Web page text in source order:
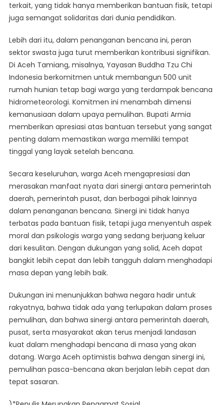
terkait, yang tidak hanya memberikan bantuan fisik, tetapi
juga semangat solidaritas dari dunia pendidikan.
Lebih dari itu, dalam penanganan bencana ini, peran
sektor swasta juga turut memberikan kontribusi signifikan.
Di Aceh Tamiang, misalnya, Yayasan Buddha Tzu Chi
Indonesia berkomitmen untuk membangun 500 unit
rumah hunian tetap bagi warga yang terdampak bencana
hidrometeorologi. Komitmen ini menambah dimensi
kemanusiaan dalam upaya pemulihan. Bupati Armia
memberikan apresiasi atas bantuan tersebut yang sangat
penting dalam memastikan warga memiliki tempat
tinggal yang layak setelah bencana.
Secara keseluruhan, warga Aceh mengapresiasi dan
merasakan manfaat nyata dari sinergi antara pemerintah
daerah, pemerintah pusat, dan berbagai pihak lainnya
dalam penanganan bencana. Sinergi ini tidak hanya
terbatas pada bantuan fisik, tetapi juga menyentuh aspek
moral dan psikologis warga yang sedang berjuang keluar
dari kesulitan. Dengan dukungan yang solid, Aceh dapat
bangkit lebih cepat dan lebih tangguh dalam menghadapi
masa depan yang lebih baik.
Dukungan ini menunjukkan bahwa negara hadir untuk
rakyatnya, bahwa tidak ada yang terlupakan dalam proses
pemulihan, dan bahwa sinergi antara pemerintah daerah,
pusat, serta masyarakat akan terus menjadi landasan
kuat dalam menghadapi bencana di masa yang akan
datang. Warga Aceh optimistis bahwa dengan sinergi ini,
pemulihan pasca-bencana akan berjalan lebih cepat dan
tepat sasaran.